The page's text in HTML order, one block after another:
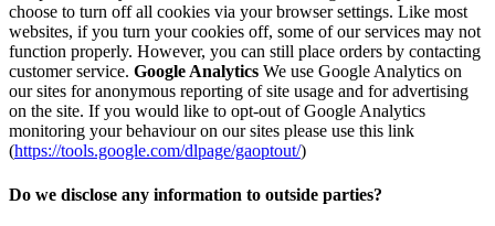
choose to turn off all cookies via your browser settings. Like most
websites, if you turn your cookies off, some of our services may not
function properly. However, you can still place orders by contacting
customer service. Google Analytics We use Google Analytics on
our sites for anonymous reporting of site usage and for advertising
on the site. If you would like to opt-out of Google Analytics
monitoring your behaviour on our sites please use this link
(https://tools.google.com/dlpage/gaoptout/)
Do we disclose any information to outside parties?